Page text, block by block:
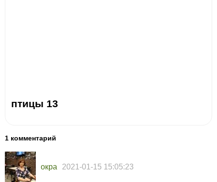
птицы 13
1 комментарий
окра 2021-01-15 15:05:23